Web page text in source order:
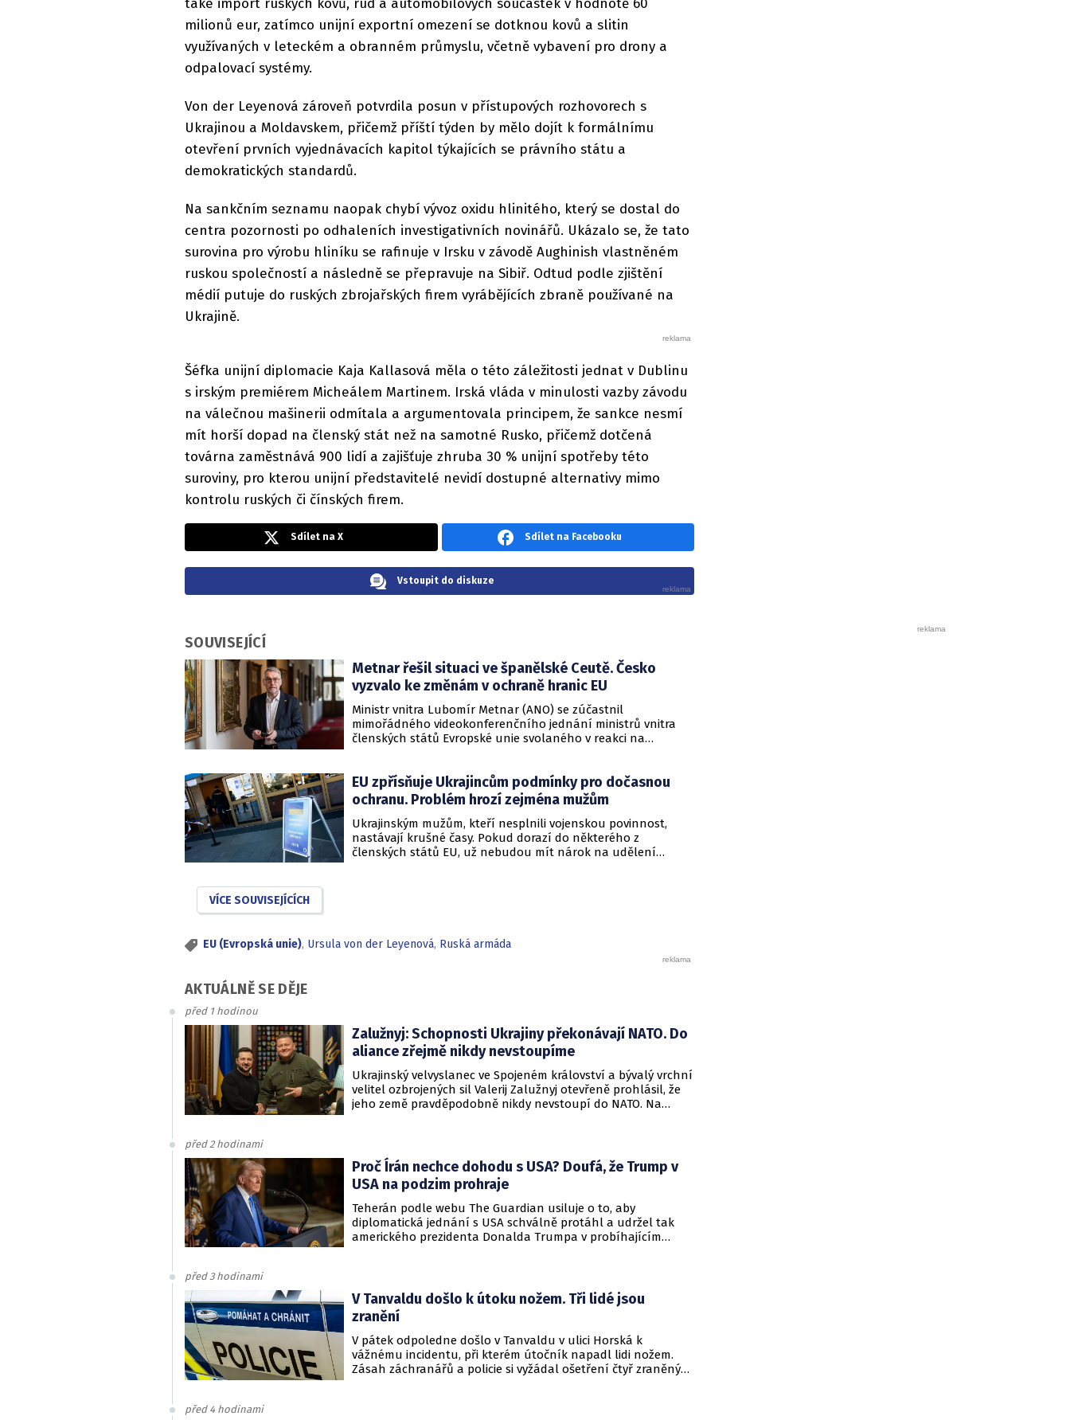
milionů eur, zatímco unijní exportní omezení se dotknou kovů a slitin
využívaných v leteckém a obranném průmyslu, včetně vybavení pro drony a
odpalovací systémy.
Von der Leyenová zároveň potvrdila posun v přístupových rozhovorech s
Ukrajinou a Moldavskem, přičemž příští týden by mělo dojít k formálnímu
otevření prvních vyjednávacích kapitol týkajících se právního státu a
demokratických standardů.
Na sankčním seznamu naopak chybí vývoz oxidu hlinitého, který se dostal do
centra pozornosti po odhaleních investigativních novinářů. Ukázalo se, že tato
surovina pro výrobu hliníku se rafinuje v Irsku v závodě Aughinish vlastněném
ruskou společností a následně se přepravuje na Sibiř. Odtud podle zjištění
médií putuje do ruských zbrojařských firem vyrábějících zbraně používané na
Ukrajině.
Šéfka unijní diplomacie Kaja Kallasová měla o této záležitosti jednat v Dublinu
s irským premiérem Micheálem Martinem. Irská vláda v minulosti vazby závodu
na válečnou mašinerii odmítala a argumentovala principem, že sankce nesmí
mít horší dopad na členský stát než na samotné Rusko, přičemž dotčená
továrna zaměstnává 900 lidí a zajišťuje zhruba 30 % unijní spotřeby této
suroviny, pro kterou unijní představitelé nevidí dostupné alternativy mimo
kontrolu ruských či čínských firem.
Sdílet na X Sdílet na Facebooku
Vstoupit do diskuze
SOUVISEJÍCÍ
Metnar řešil situaci ve španělské Ceutě. Česko
vyzvalo ke změnám v ochraně hranic EU
Ministr vnitra Lubomír Metnar (ANO) se zúčastnil
mimořádného videokonferenčního jednání ministrů vnitra
členských států Evropské unie svolaného v reakci na
při ochraně vnějších hranic Evropské unie.
EU zpřísňuje Ukrajincům podmínky pro dočasnou
ochranu. Problém hrozí zejména mužům
Ukrajinským mužům, kteří nesplnili vojenskou povinnost,
nastávají krušné časy. Pokud dorazí do některého z
členských států EU, už nebudou mít nárok na udělení
VÍCE SOUVISEJÍCÍCH
EU (Evropská unie), Ursula von der Leyenová, Ruská armáda
AKTUÁLNĚ SE DĚJE
před 1 hodinou
Zalužnyj: Schopnosti Ukrajiny překonávají NATO. Do
aliance zřejmě nikdy nevstoupíme
Ukrajinský velvyslanec ve Spojeném království a bývalý vrchní
velitel ozbrojených sil Valerij Zalužnyj otevřeně prohlásil, že
jeho země pravděpodobně nikdy nevstoupí do NATO. Na
nedosažitelné.
před 2 hodinami
Proč Írán nechce dohodu s USA? Doufá, že Trump v
USA na podzim prohraje
Teherán podle webu The Guardian usiluje o to, aby
diplomatická jednání s USA schválně protáhl a udržel tak
amerického prezidenta Donalda Trumpa v probíhajícím
rukojmími za prezidenta Jimmyho Cartera.
před 3 hodinami
V Tanvaldu došlo k útoku nožem. Tři lidé jsou
zranění
V pátek odpoledne došlo v Tanvaldu v ulici Horská k
vážnému incidentu, při kterém útočník napadl lidi nožem.
Zásah záchranářů a policie si vyžádal ošetření čtyř zraněných
před 4 hodinami